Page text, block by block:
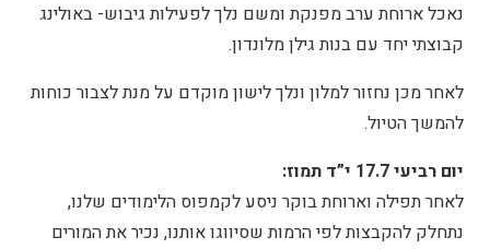
נאכל ארוחת ערב מפנקת ומשם נלך לפעילות גיבוש- באולינג
קבוצתי יחד עם בנות גילן מלונדון.
לאחר מכן נחזור למלון ונלך לישון מוקדם על מנת לצבור כוחות
להמשך הטיול.
יום רביעי 17.7 י”ד תמוז:
לאחר תפילה וארוחת בוקר ניסע לקמפוס הלימודים שלנו,
נתחלק להקבצות לפי הרמות שסיווגו אותנו, נכיר את המורים